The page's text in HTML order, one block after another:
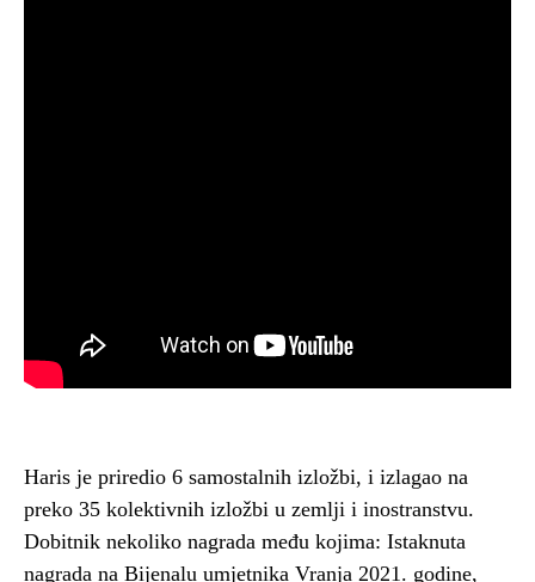
Haris je priredio 6 samostalnih izložbi, i izlagao na
preko 35 kolektivnih izložbi u zemlji i inostranstvu.
Dobitnik nekoliko nagrada među kojima: Istaknuta
nagrada na Bijenalu umjetnika Vranja 2021. godine,